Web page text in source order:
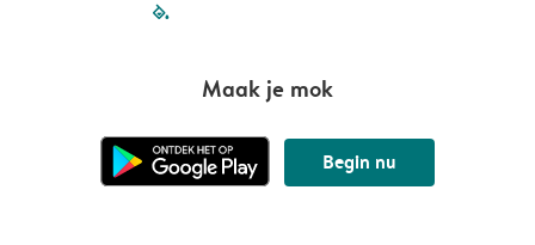
filled-pagination
Maak je mok
Begin nu